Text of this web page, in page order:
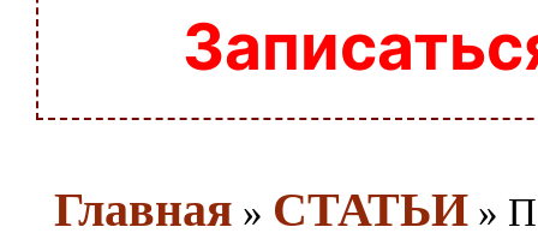
Главная » СТАТЬИ »